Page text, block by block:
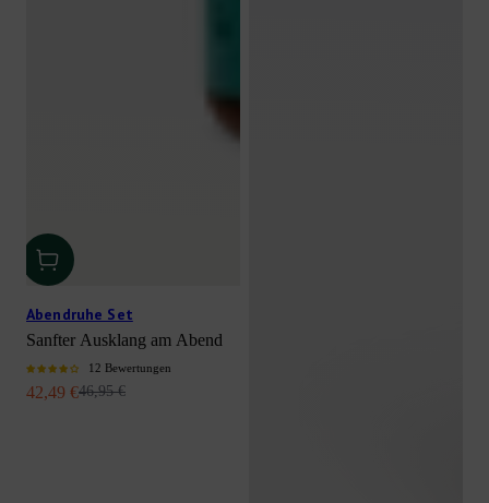
Abendruhe Set
Sanfter Ausklang am Abend
12 Bewertungen
Angebot
42,49 €Regulärer Preis
46,95 €